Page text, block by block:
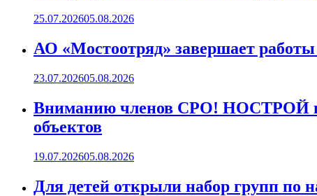
25.07.202605.08.2026
АО «Мостоотряд» завершает работы
23.07.202605.08.2026
Вниманию членов СРО! НОСТРОЙ
объектов
19.07.202605.08.2026
Для детей открыли набор групп